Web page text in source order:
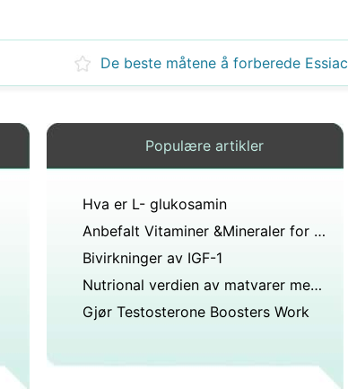
De beste måtene å forberede Essiac
Populære artikler
Hva er L- glukosamin
Anbefalt Vitaminer &Mineraler for menn over 60
Bivirkninger av IGF-1
Nutrional verdien av matvarer med vitamin K
Gjør Testosterone Boosters Work